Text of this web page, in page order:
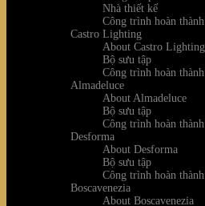
Nhà thiết kế
Công trình hoàn thành
Castro Lighting
About Castro Lighting
Bộ sưu tập
Công trình hoàn thành
Almadeluce
About Almadeluce
Bộ sưu tập
Công trình hoàn thành
Desforma
About Desforma
Bộ sưu tập
Công trình hoàn thành
Boscavenezia
About Boscavenezia